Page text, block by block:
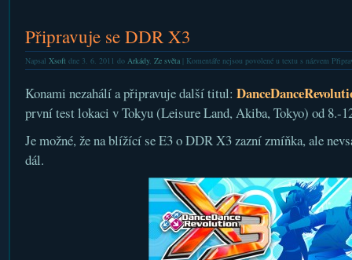
Připravuje se DDR X3
Napsal Xsoftdne 3. 6. 2011 do Arkády, Ze světa| Komentáře nejsou povolenéu textu s názvem
Konami nezahálí a připravuje další titul:
první test lokaci v Tokyu (Leisure Land, Akiba, Tokyo) od 8.-
Je možné, že na blížící se E3 o DDR X3 zazní zmíňka, ale
dál.